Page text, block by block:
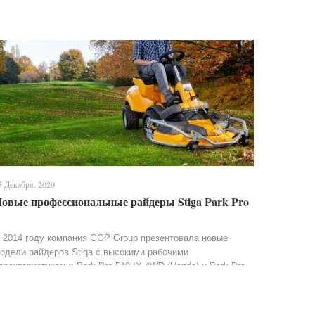
Декабря, 2020
профессиональные райдеры Stiga Park Pro
2014 году компания GGP Group презентовала новые
райдеров Stiga с высокими рабочими
Park Pro 540 IX 4WD (Honda) и Park Pro